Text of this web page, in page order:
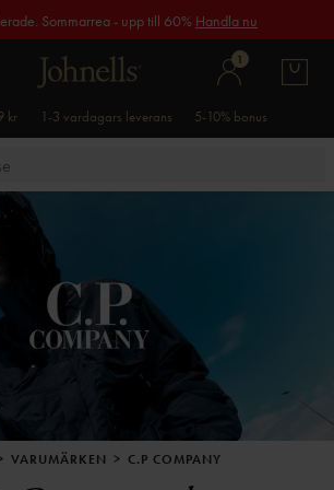
Sommarrea - upp till 60% Handla nu
1
kr 1-3 vardagars leverans 5-10% bonus
VARUMÄRKEN C.P COMPANY